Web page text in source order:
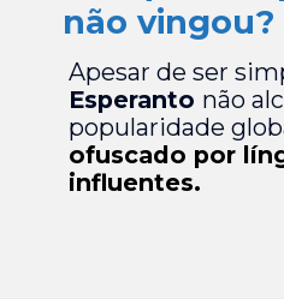
não vingou?
Apesar de ser
Esperanto não
popularidade
ofuscado por
influentes.